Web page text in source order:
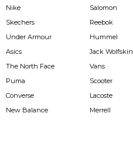
Nike
Skechers
Under Armour
Asics
The North Face
Puma
Converse
New Balance
Salomon
Reebok
Hummel
Jack Wolfskin
Vans
Scooter
Lacoste
Merrell